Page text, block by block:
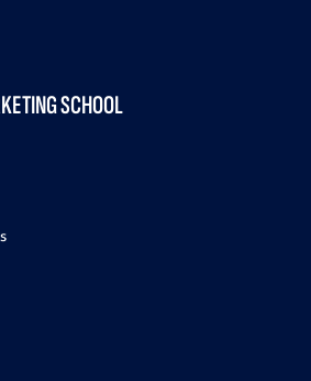
SCHOOL